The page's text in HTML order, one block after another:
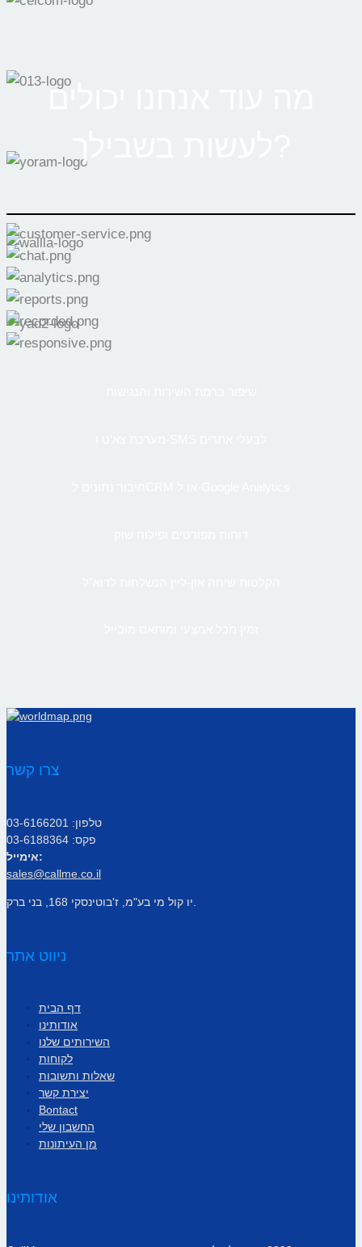
מה עוד אנחנו יכולים
צרו קשר
טלפון: 03-6166201
פקס: 03-6188364
אימייל:
sales@callme.co.il
ניווט אתר
דף הבית
אודותינו
השירותים שלנו
לקוחות
שאלות ותשובות
יצירת קשר
Bontact
החשבון שלי
מן העיתונות
אודותינו